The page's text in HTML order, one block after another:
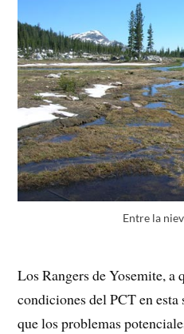
Entre la
Los Rangers de Yosemite, a
condiciones del PCT en
que los problemas